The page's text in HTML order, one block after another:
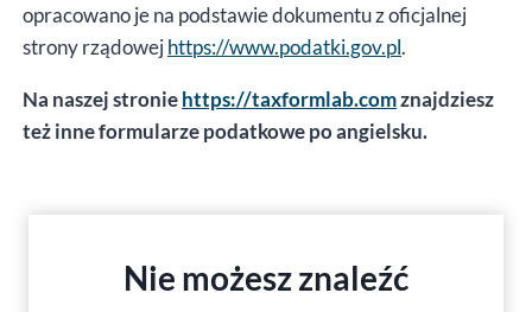
opracowano je na podstawie dokumentu z oficjalnej
strony rządowejhttps://www.podatki.gov.pl.
Na naszej stroniehttps://taxformlab.comznajdziesz
też inne formularze podatkowe po angielsku.
Nie możesz znaleźć